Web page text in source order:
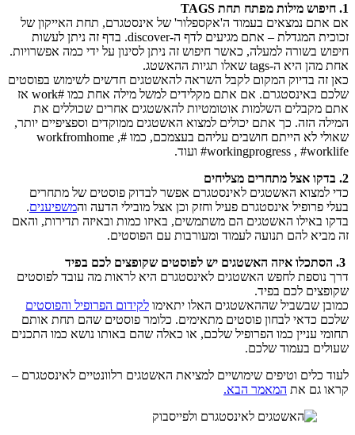
1. חיפוש מילות מפתח תחת
TAGS
אם אתם נמצאים בעמוד ה'אקספלור' של אינסטגרם, תחת האייקון של
זכוכית המגדלת – אתם מגיעים לדף ה-discover. בדף זה ניתן לעשות
חיפוש בשורה למעלה, כאשר חיפוש זה ניתן לסינון על ידי כמה אפשרויות.
אחת מהן היא ה-tags שאלו תגיות ההאשטג.
כאן זה בדיוק המקום לקבל השראה להאשטגים חדשים לשימוש בפוסטים
שלכם באינסטגרם. אם אתם מקלידים למשל מילה אחת כמו #work אז
אתם מקבלים השלמות אוטומטיות להאשטגים אחרים שכוללים את
המילה הזה. כך אתם יכולים למצוא האשטגים ממוקדים וספציפיים יותר,
שאולי לא הייתם חושבים עליהם בעצמכם, כמו #workfromhome ,
#workingprogress , #worklife ועוד.
2. בדקו אצל מתחרים מצליחים
כדי למצוא האשטגים לאינסטגרם אפשר לבדוק פוסטים של מתחרים
בעלי פרופיל אינסטגרם פעיל וחזק וכן אצל מובילי הדעה והמשפיענים.
בדקו באילו האשטגים הם משתמשים, באיזו כמות ובאיזה תדירות, והאם
זה מביא להם תנועה לעמוד ומעורבות עם הפוסטים.
הסתכלו איזה האשטגים יש לפוסטים שקופצים לכם בפיד
דרך נוספת לחפש האשטגים לאינסטגרם היא לראות מה עובד לפוסטים
שקופצים לכם בפיד.
כמובן שבשביל שההאשטגים האלו יתאימו לקידום הפרופיל והפוסטים
שלכם כדאי לבחון פוסטים מתאימים. כלומר פוסטים שהם תחת אותם
תחומי עניין כמו הפרופיל שלכם, או כאלה שהם באותו נושא כמו התכנים
שעולים בעמוד שלכם.
לעוד כלים וטיפים שימושיים למציאת האשטגים רלוונטיים לאינסטגרם –
קראו גם את המאמר הבא.